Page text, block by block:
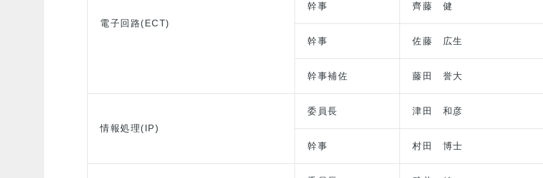
電子回路(ECT)
幹事 齊藤 健
幹事 佐藤 広生
幹事補佐 藤田 誉大
情報処理(IP)
委員長 津田 和彦
幹事 村田 博士